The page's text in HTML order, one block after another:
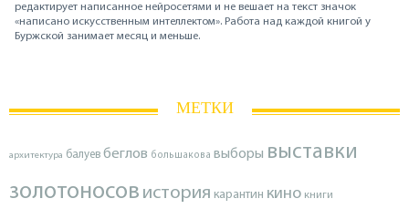
редактирует написанное нейросетями и не вешает на текст значок
«написано искусственным интеллектом». Работа над каждой книгой у
Буржской занимает месяц и меньше.
МЕТКИ
архитектура балуев беглов большакова выборы выставки
золотоносов история карантин кино книги